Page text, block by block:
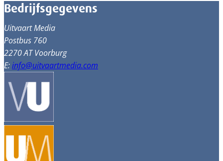
Bedrijfsgegevens
Uitvaart Media
Postbus 760
2270 AT Voorburg
E:info@uitvaartmedia.com